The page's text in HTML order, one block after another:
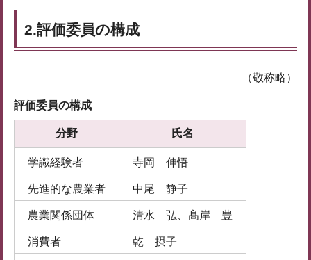
2.評価委員の構成
（敬称略）
評価委員の構成
分野 氏名
学識経験者 寺岡 伸悟
先進的な農業者 中尾 静子
農業関係団体 清水 弘、髙岸 豊
消費者 乾 摂子